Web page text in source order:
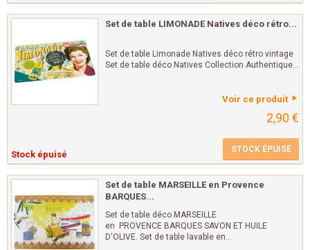
Set de table LIMONADE Natives déco rétro...
Set de table Limonade Natives déco rétro vintage
Set de table déco Natives Collection Authentique...
Voir ce produit
2,90 €
Stock épuisé STOCK ÉPUISÉ
Set de table MARSEILLE en Provence
BARQUES...
Set de table déco MARSEILLE
en PROVENCE BARQUES SAVON ET HUILE
D'OLIVE. Set de table lavable en...